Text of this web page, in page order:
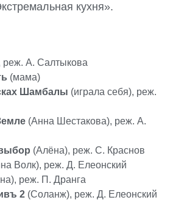
кухня».
реж. А. Салтыкова
(мама)
Шамбалы (играла себя), реж.
(Анна Шестакова), реж. А.
(Алёна), реж. С. Краснов
Волк), реж. Д. Елеонский
реж. П. Дранга
2 (Соланж), реж. Д. Елеонский